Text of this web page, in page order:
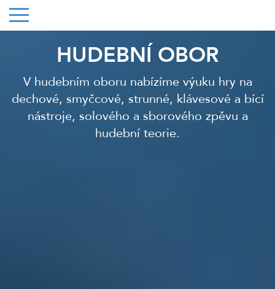
HUDEBNÍ OBOR
V hudebním oboru nabízíme výuku hry na
dechové, smyčcové, strunné, klávesové a bící
nástroje, solového a sborového zpěvu a
hudební teorie.